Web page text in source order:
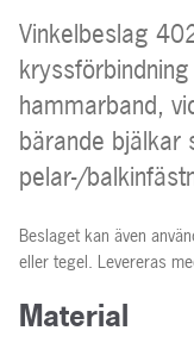
Vinkelbeslag
hammarband,
bärande bjälkar
pelar-/
Beslaget kan även
eller tegel. Levereras
Material